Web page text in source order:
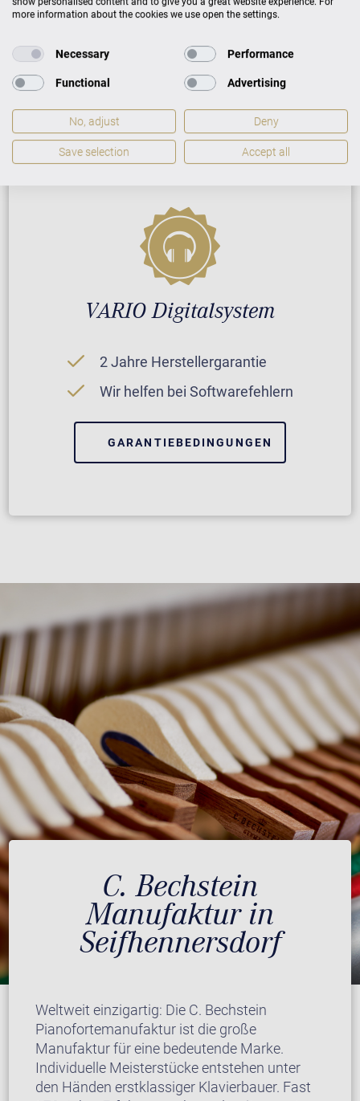
Neuinstrument
5 Jahre Herstellergarantie
Reparatur durch Fachleute
GARANTIEBEDINGUNGEN
VARIO Digitalsystem
2 Jahre Herstellergarantie
Wir helfen bei Softwarefehlern
GARANTIEBEDINGUNGEN
C. Bechstein
Manufaktur in
Seifhennersdorf
Weltweit einzigartig: Die C. Bechstein
Pianofortemanufaktur ist die große
Manufaktur für eine bedeutende Marke.
Individuelle Meisterstücke entstehen unter
den Händen erstklassiger Klavierbauer. Fast
more information about the cookies we use open the settings.
Necessary Performance
Functional Advertising
No, adjust Deny
Save selection Accept all